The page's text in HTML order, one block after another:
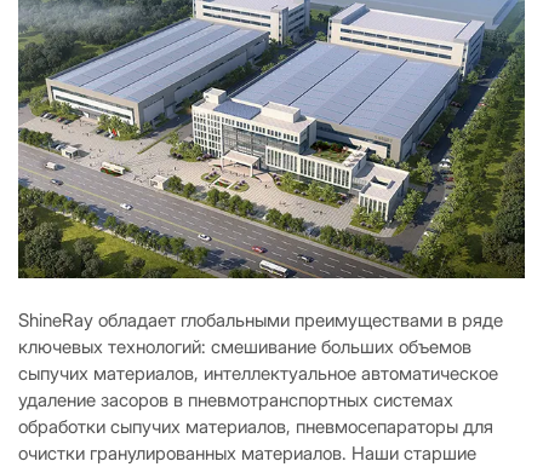
ShineRay обладает глобальными преимуществами в ряде
ключевых технологий: смешивание больших объемов
сыпучих материалов, интеллектуальное автоматическое
удаление засоров в пневмотранспортных системах
обработки сыпучих материалов, пневмосепараторы для
очистки гранулированных материалов. Наши старшие